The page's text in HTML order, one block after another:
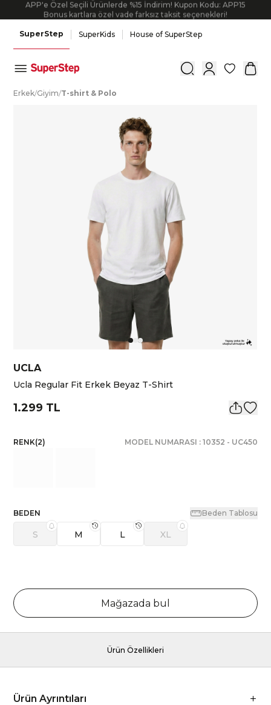
Bonus kartlara özel vade farksız taksit seçenekleri!
SuperStep SuperKids House of SuperStep
0
Erkek/Giyim/T-shirt & Polo
UCLA
Ucla Regular Fit Erkek Beyaz T-Shirt
1.299 TL
RENK(2) MODEL NUMARASI : 10352 - UC450
BEDEN Beden Tablosu
S M L XL
Mağazada bul
Ürün Özellikleri
Ürün Ayrıntıları